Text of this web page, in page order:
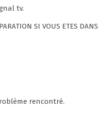
tv.
SI VOUS ETES
rencontré.